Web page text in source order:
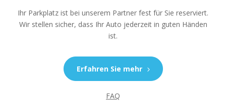
Ihr Parkplatz ist bei unserem Partner fest für Sie reserviert.
Wir stellen sicher, dass Ihr Auto jederzeit in guten Händen
ist.
Erfahren Sie mehr
FAQ